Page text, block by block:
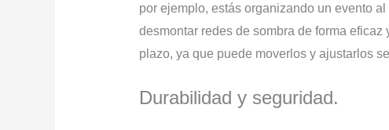
por ejemplo, estás organizando un evento
desmontar redes de sombra de forma
plazo, ya que puede moverlos y ajustarlos
Durabilidad y seguridad.